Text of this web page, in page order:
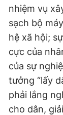
nhiệm vụ
sạch bộ
hệ xã hội;
cực của
của sự
tưởng “lấy
phải lắng
cho dân,